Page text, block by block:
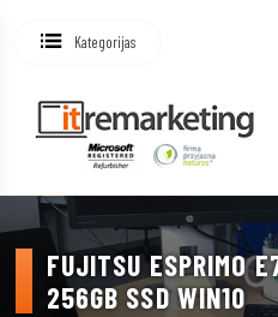
Kategorijas
FUJITSU ESPRIMO
256GB SSD WIN10